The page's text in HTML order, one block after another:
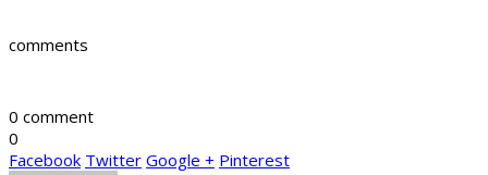
comments
0 comment
0
Facebook Twitter Google + Pinterest